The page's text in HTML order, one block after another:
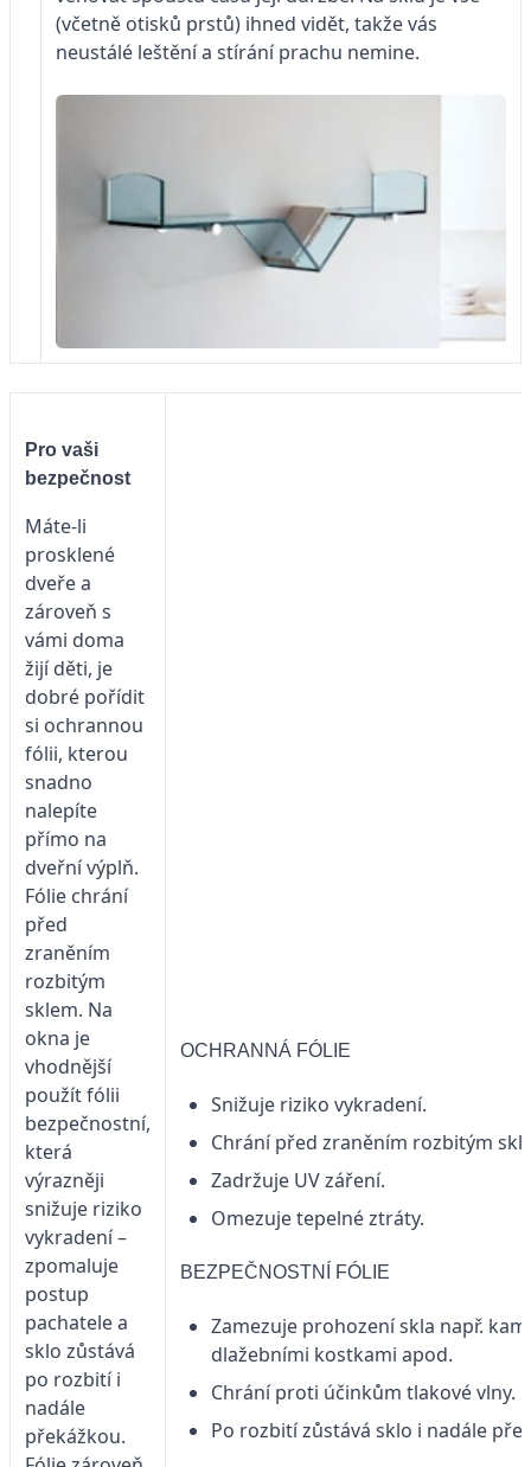
(včetně otisků prstů) ihned vidět, takže vás
neustálé leštění a stírání prachu nemine.
Pro vaši
bezpečnost
Máte-li
prosklené
dveře a
zároveň s
vámi doma
žijí děti, je
dobré pořídit
si ochrannou
fólii, kterou
snadno
nalepíte
přímo na
dveřní výplň.
Fólie chrání
před
zraněním
rozbitým
sklem. Na
okna je
vhodnější
použít fólii
bezpečnostní,
která
výrazněji
snižuje riziko
vykradení –
zpomaluje
postup
pachatele a
sklo zůstává
po rozbití i
nadále
překážkou.
OCHRANNÁ FÓLIE
Snižuje riziko vykradení.
Chrání před zraněním rozbitým
Zadržuje UV záření.
Omezuje tepelné ztráty.
BEZPEČNOSTNÍ FÓLIE
Zamezuje prohození skla např.
dlažebními kostkami apod.
Chrání proti účinkům tlakové vlny.
Po rozbití zůstává sklo i nadále